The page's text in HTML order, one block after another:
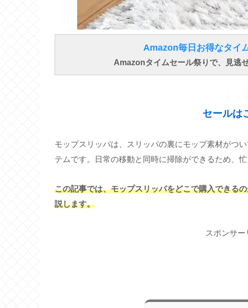
Amazon毎日お得なタイ
Amazonタイムセール祭りで、見逃
セールは
モップスリッパは、スリッパの裏にモップ素材がつ
テムです。日常の移動と同時に掃除ができるため、
この記事では、モップスリッパをどこで購入できる
説します。
スポンサー